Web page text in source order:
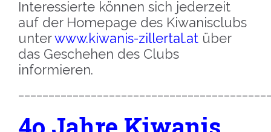
Interessierte können sich jederzeit
auf der Homepage des Kiwanisclubs
unterwww.kiwanis-zillertal.at über
das Geschehen des Clubs
informieren.